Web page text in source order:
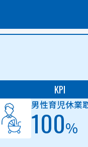
KPI
男性育児休業
100%